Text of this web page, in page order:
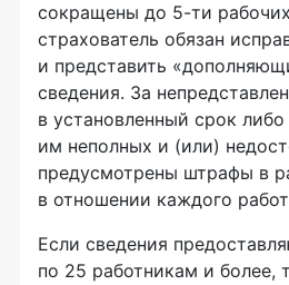
сокращены до 5-ти
страхователь обязан
и представить
сведения. За
в установленный срок
им неполных и (или)
предусмотрены штрафы в
в отношении каждого
Если сведения
по 25 работникам и более,